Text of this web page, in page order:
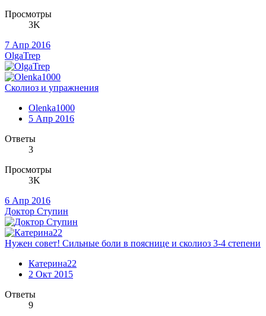
Просмотры
3K
7 Апр 2016
OlgaTrep
Сколиоз и упражнения
Olenka1000
5 Апр 2016
Ответы
3
Просмотры
3K
6 Апр 2016
Доктор Ступин
Нужен совет! Сильные боли в пояснице и сколиоз 3-4 степени
Катерина22
2 Окт 2015
Ответы
9